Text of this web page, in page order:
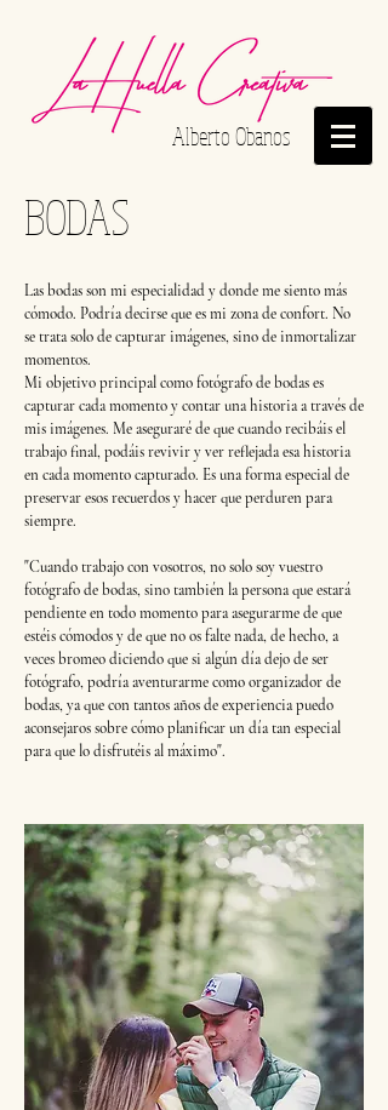
Alberto Obanos
BODAS
Las bodas son mi especialidad y donde me siento más
cómodo. Podría decirse que es mi zona de confort. No
se trata solo de capturar imágenes, sino de inmortalizar
momentos.
Mi objetivo principal como fotógrafo de bodas es
capturar cada momento y contar una historia a través de
mis imágenes. Me aseguraré de que cuando recibáis el
trabajo final, podáis revivir y ver reflejada esa historia
en cada momento capturado. Es una forma especial de
preservar esos recuerdos y hacer que perduren para
siempre.
"Cuando trabajo con vosotros, no solo soy vuestro
fotógrafo de bodas, sino también la persona que estará
pendiente en todo momento para asegurarme de que
estéis cómodos y de que no os falte nada, de hecho, a
veces bromeo diciendo que si algún día dejo de ser
fotógrafo, podría aventurarme como organizador de
bodas, ya que con tantos años de experiencia puedo
aconsejaros sobre cómo planificar un día tan especial
para que lo disfrutéis al máximo".